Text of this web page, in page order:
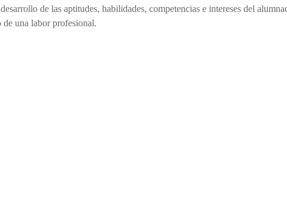
de las aptitudes, habilidades, competencias e intereses del
una labor profesional.